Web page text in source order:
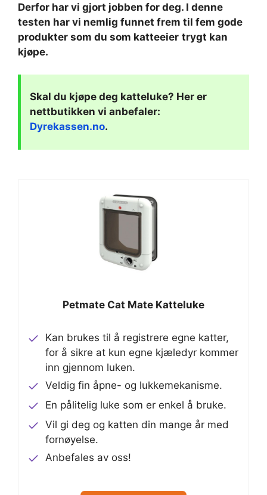
Derfor har vi gjort jobben for deg. I denne
testen har vi nemlig funnet frem til fem gode
produkter som du som katteeier trygt kan
kjøpe.
Skal du kjøpe deg katteluke? Her er
nettbutikken vi anbefaler:
Dyrekassen.no.
Petmate Cat Mate Katteluke
Kan brukes til å registrere egne katter,
for å sikre at kun egne kjæledyr kommer
inn gjennom luken.
Veldig fin åpne- og lukkemekanisme.
En pålitelig luke som er enkel å bruke.
Vil gi deg og katten din mange år med
fornøyelse.
Anbefales av oss!